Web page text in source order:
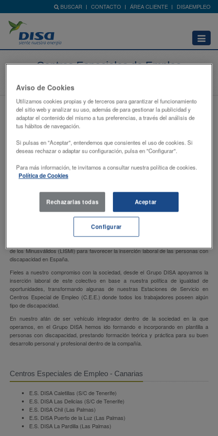
BUSCAR CONTACTO ÁREA CLIENTE DISAEMPLEO
Abrir
menú
Centros Especiales de Empleo
de los Minusválidos (LISMI) para favorecer la inserción laboral de las personas con
discapacidad en España.
Fieles a nuestro compromiso con la sociedad, desde el Grupo DISA apoyamos la
inserción laboral de este colectivo en base a nuestra política de igualdad de
oportunidades, transformando algunas de nuestras Estaciones de Servicio en
Centros Especial de Empleo (C.E.E.) donde todos los trabajadores poseen algún
tipo de discapacidad.
En nuestro afán de ser vehículo integrador dentro de la sociedad en la que
operamos, en el Grupo DISA hemos ido formando e incorporando en plantilla a
personas con discapacidad, prestando formación teórica y práctica para su buen
desarrollo personal y profesional dentro de la compañía.
Centros Especiales de Empleo - Canarias
E.S. DISA Caletillas (S/C de Tenerife)
E.S. DISA Las Delicias (S/C de Tenerife)
E.S. DISA Chil (Las Palmas)
E.S. DISA Puerto de la Luz (Las Palmas)
E.S. DISA La Pardilla (Las Palmas)
Aviso de Cookies
Utilizamos cookies propias y de terceros para garantizar el funcionamiento
del sitio web y analizar su uso, además de para gestionar la publicidad y
adaptar el contenido del mismo a tus preferencias, a través del análisis de
tus hábitos de navegación.
Si pulsas en "Aceptar", entendemos que consientes el uso de cookies. Si
deseas rechazar o adaptar su configuración, pulsa en "Configurar".
Para más información, te invitamos a consultar nuestra política de cookies.
Política de Cookies
Rechazarlas todas Aceptar
Configurar